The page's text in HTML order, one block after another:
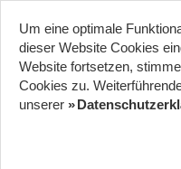
SUCHERGEBNISSE
Um eine optimale
dieser Website Cookies
Website fort­setzen,
Cookies zu.
unserer